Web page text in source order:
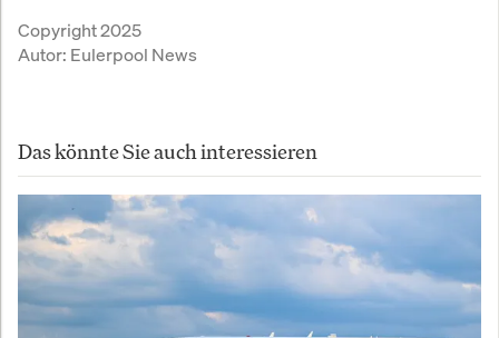
Copyright 2025
Autor: Eulerpool News
Das könnte Sie auch interessieren